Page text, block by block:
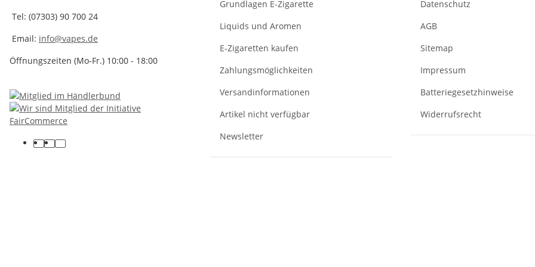
Tel: (07303) 90 700 24
Email: info@vapes.de
Öffnungszeiten (Mo-Fr.) 10:00 - 18:00
Grundlagen E-Zigarette
Liquids und Aromen
E-Zigaretten kaufen
Zahlungsmöglichkeiten
Versandinformationen
Artikel nicht verfügbar
Newsletter
Datenschutz
AGB
Sitemap
Impressum
Batteriegesetzhinweise
Widerrufsrecht